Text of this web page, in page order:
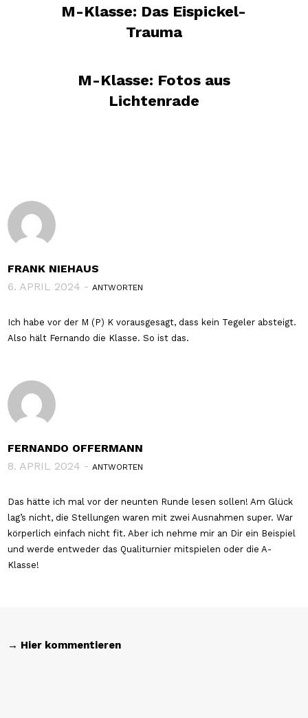
M-Klasse: Das Eispickel-
Trauma
M-Klasse: Fotos aus
Lichtenrade
FRANK NIEHAUS
6. APRIL 2024 -ANTWORTEN
Ich habe vor der M (P) K vorausgesagt, dass kein Tegeler absteigt.
Also hält Fernando die Klasse. So ist das.
FERNANDO OFFERMANN
8. APRIL 2024 -ANTWORTEN
Das hätte ich mal vor der neunten Runde lesen sollen! Am Glück
lag’s nicht, die Stellungen waren mit zwei Ausnahmen super. War
körperlich einfach nicht fit. Aber ich nehme mir an Dir ein Beispiel
und werde entweder das Qualiturnier mitspielen oder die A-
Klasse!